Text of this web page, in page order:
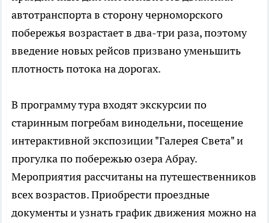
автотранспорта в сторону черноморского
побережья возрастает в два-три раза, поэтому
введение новых рейсов призвано уменьшить
плотность потока на дорогах.
В программу тура входят экскурсии по
старинным погребам винодельни, посещение
интерактивной экспозиции "Галерея Света" и
прогулка по побережью озера Абрау.
Мероприятия рассчитаны на путешественников
всех возрастов. Приобрести проездные
документы и узнать график движения можно на